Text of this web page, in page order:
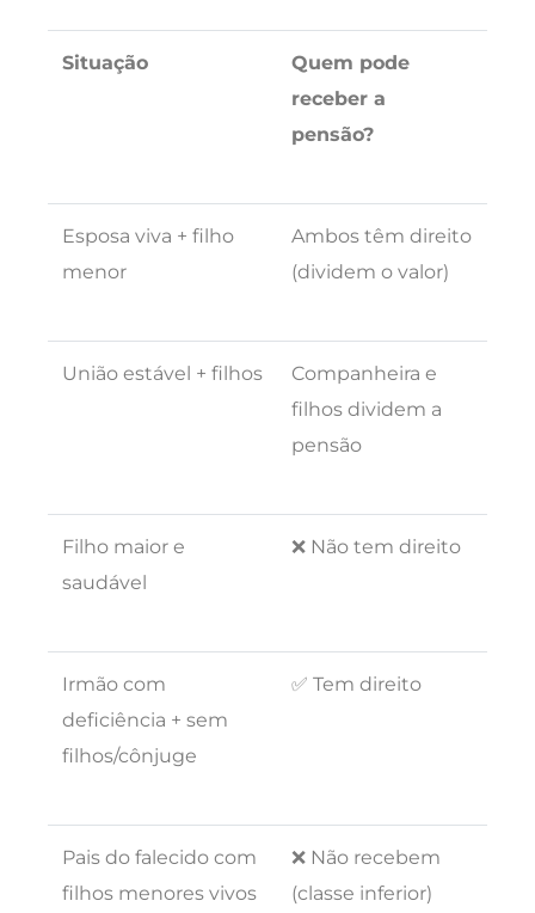
Situação
Quem pode
receber a
pensão?
Esposa viva + filho
menor
Ambos têm direito
(dividem o valor)
União estável + filhos
Companheira e
filhos dividem a
pensão
Filho maior e
saudável
❌ Não tem direito
Irmão com
deficiência + sem
filhos/cônjuge
✅ Tem direito
Pais do falecido com
filhos menores vivos
❌ Não recebem
(classe inferior)